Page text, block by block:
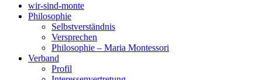
wir-sind-monte
Philosophie
Selbstverständnis
Versprechen
Philosophie – Maria Montessori
Verband
Profil